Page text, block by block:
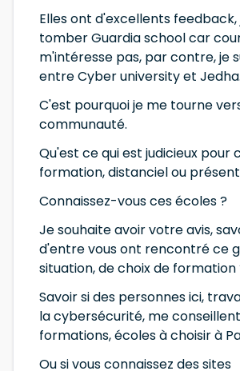
Elles ont d'excellents feedback,
tomber Guardia school car
m'intéresse pas, par contre, je
entre Cyber university et Jedha.
C'est pourquoi je me tourne
communauté.
Qu'est ce qui est judicieux pour
formation, distanciel ou
Connaissez-vous ces écoles ?
Je souhaite avoir votre avis,
d'entre vous ont rencontré ce
situation, de choix de formation
Savoir si des personnes ici,
la cybersécurité, me
formations, écoles à choisir à
Ou si vous connaissez des sites